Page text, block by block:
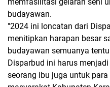
budayawan.
"2024 ini loncatan dari
menitipkan harapan besar
budayawan semuanya
Disparbud ini harus
seorang ibu juga untuk